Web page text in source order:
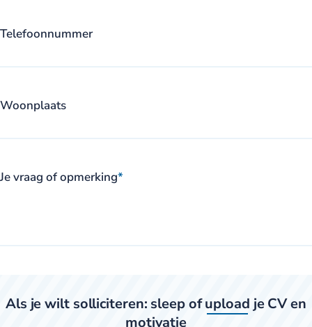
Telefoonnummer
Woonplaats
Je vraag of opmerking*
Als je wilt solliciteren: sleep ofupload je CV en
motivatie